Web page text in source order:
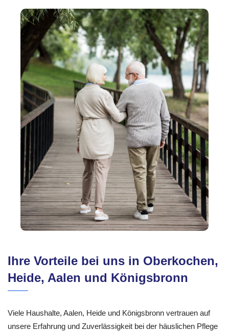
Ihre Vorteile bei uns in Oberkochen,
Heide, Aalen und Königsbronn
Viele Haushalte, Aalen, Heide und Königsbronn vertrauen auf
unsere Erfahrung und Zuverlässigkeit bei der häuslichen Pflege